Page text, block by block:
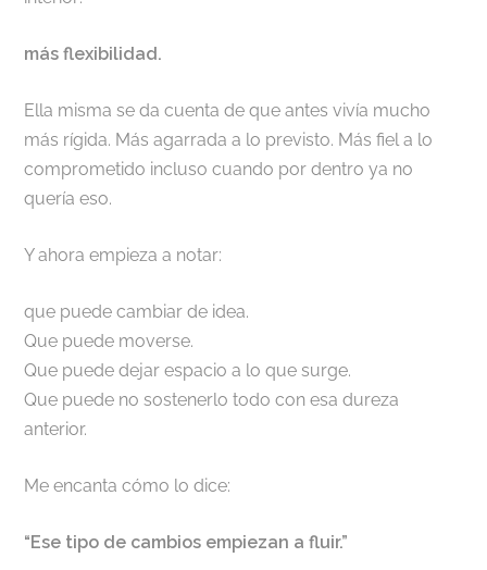
más flexibilidad.
Ella misma se da cuenta de que antes vivía mucho
más rígida. Más agarrada a lo previsto. Más fiel a lo
comprometido incluso cuando por dentro ya no
quería eso.
Y ahora empieza a notar:
que puede cambiar de idea.
Que puede moverse.
Que puede dejar espacio a lo que surge.
Que puede no sostenerlo todo con esa dureza
anterior.
Me encanta cómo lo dice:
“Ese tipo de cambios empiezan a fluir.”